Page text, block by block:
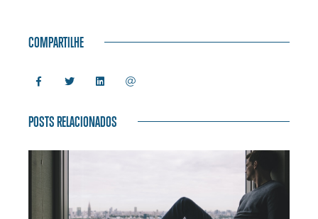
COMPARTILHE
POSTS RELACIONADOS